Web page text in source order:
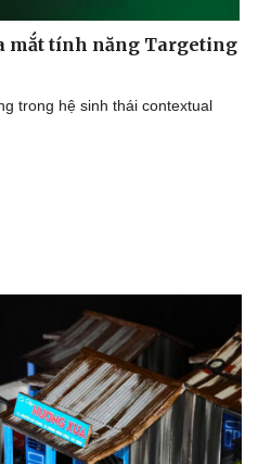
mắt tính năng Targeting
trong hệ sinh thái contextual